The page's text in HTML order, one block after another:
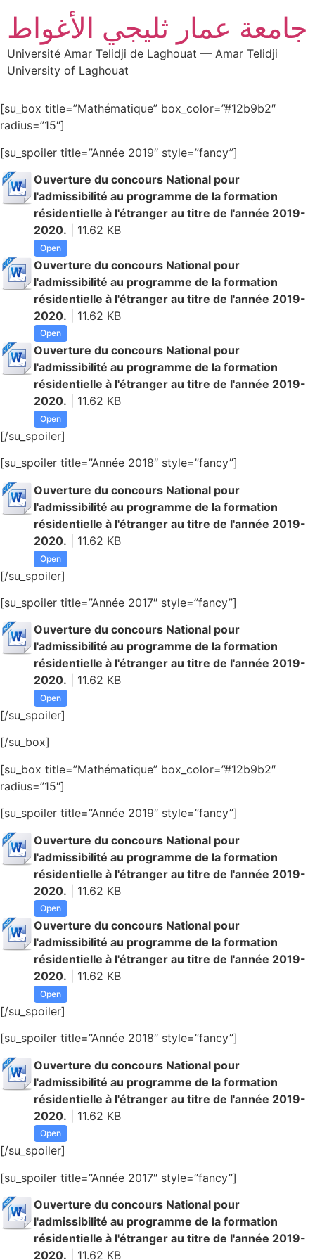
جامعة عمار ثليجي الأغواط
Université Amar Telidji de Laghouat — Amar Telidji
University of Laghouat
[su_box title=”Mathématique” box_color=”#12b9b2″
radius=”15″]
[su_spoiler title=”Année 2019″ style=”fancy”]
Ouverture du concours National pour
l'admissibilité au programme de la formation
résidentielle à l'étranger au titre de l'année 2019-
2020. | 11.62 KB
Open
Ouverture du concours National pour
l'admissibilité au programme de la formation
résidentielle à l'étranger au titre de l'année 2019-
2020. | 11.62 KB
Open
Ouverture du concours National pour
l'admissibilité au programme de la formation
résidentielle à l'étranger au titre de l'année 2019-
2020. | 11.62 KB
Open
[/su_spoiler]
[su_spoiler title=”Année 2018″ style=”fancy”]
Ouverture du concours National pour
l'admissibilité au programme de la formation
résidentielle à l'étranger au titre de l'année 2019-
2020. | 11.62 KB
Open
[/su_spoiler]
[su_spoiler title=”Année 2017″ style=”fancy”]
Ouverture du concours National pour
l'admissibilité au programme de la formation
résidentielle à l'étranger au titre de l'année 2019-
2020. | 11.62 KB
Open
[/su_spoiler]
[/su_box]
[su_box title=”Mathématique” box_color=”#12b9b2″
radius=”15″]
[su_spoiler title=”Année 2019″ style=”fancy”]
Ouverture du concours National pour
l'admissibilité au programme de la formation
résidentielle à l'étranger au titre de l'année 2019-
2020. | 11.62 KB
Open
Ouverture du concours National pour
l'admissibilité au programme de la formation
résidentielle à l'étranger au titre de l'année 2019-
2020. | 11.62 KB
Open
[/su_spoiler]
[su_spoiler title=”Année 2018″ style=”fancy”]
Ouverture du concours National pour
l'admissibilité au programme de la formation
résidentielle à l'étranger au titre de l'année 2019-
2020. | 11.62 KB
Open
[/su_spoiler]
[su_spoiler title=”Année 2017″ style=”fancy”]
Ouverture du concours National pour
l'admissibilité au programme de la formation
résidentielle à l'étranger au titre de l'année 2019-
2020. | 11.62 KB